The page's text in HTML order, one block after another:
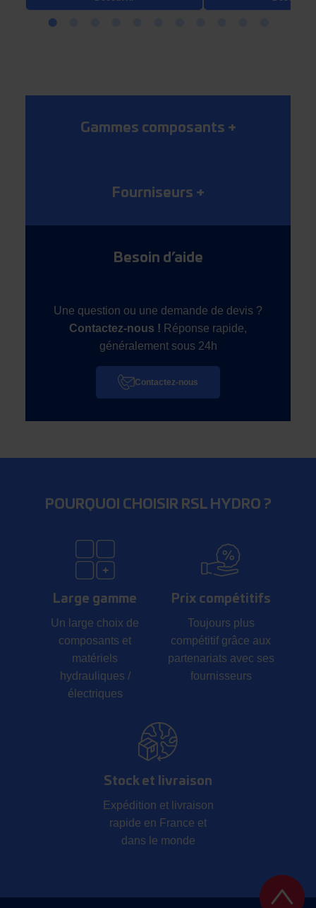
Gammes composants +
Fourniseurs +
Besoin d’aide
Une question ou une demande de devis ?
Contactez-nous ! Réponse rapide,
généralement sous 24h
Contactez-nous
POURQUOI CHOISIR RSL HYDRO ?
Large gamme
Un large choix de
composants et
matériels
hydrauliques /
électriques
Prix compétitifs
Toujours plus
compétitif grâce aux
partenariats avec ses
fournisseurs
Stock et livraison
Expédition et livraison
rapide en France et
dans le monde